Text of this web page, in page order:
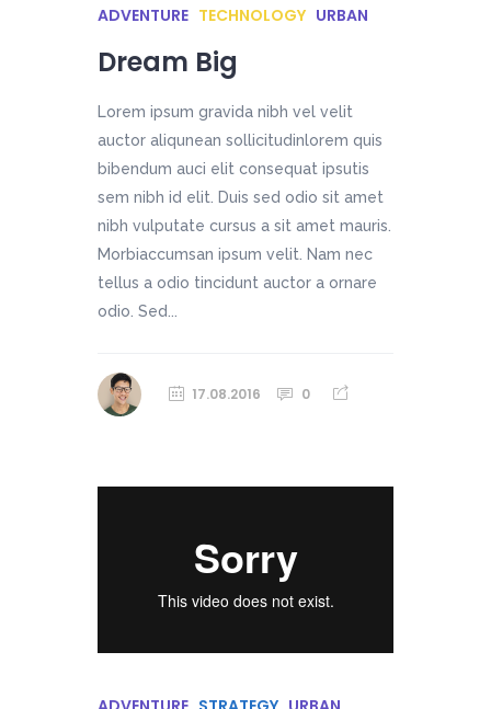
ADVENTURE TECHNOLOGY URBAN
Dream Big
Lorem ipsum gravida nibh vel velit
auctor aliqunean sollicitudinlorem quis
bibendum auci elit consequat ipsutis
sem nibh id elit. Duis sed odio sit amet
nibh vulputate cursus a sit amet mauris.
Morbiaccumsan ipsum velit. Nam nec
tellus a odio tincidunt auctor a ornare
odio. Sed...
17.08.2016 0